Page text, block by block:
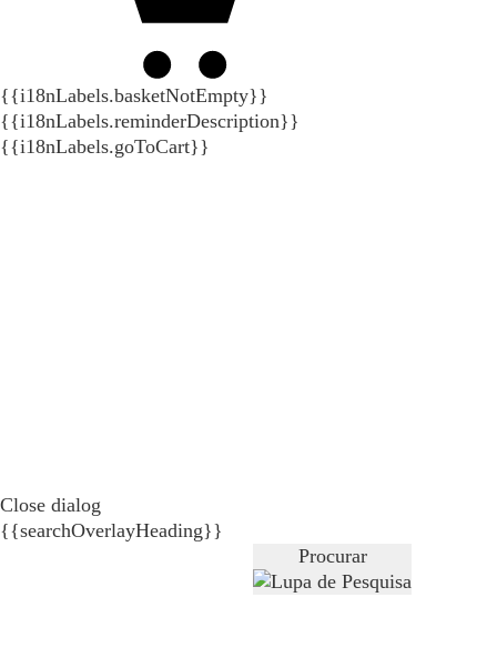
{{i18nLabels.basketNotEmpty}}
{{i18nLabels.reminderDescription}}
{{i18nLabels.goToCart}}
Close dialog
{{searchOverlayHeading}}
Procurar